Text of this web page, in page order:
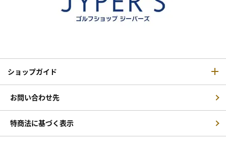
ショップガイド
お問い合わせ先
特商法に基づく表示